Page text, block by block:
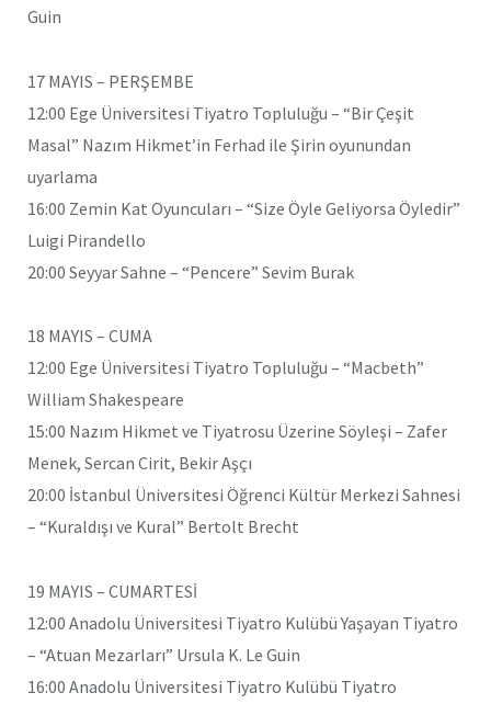
Guin
17 MAYIS – PERŞEMBE
12:00 Ege Üniversitesi Tiyatro Topluluğu – “Bir Çeşit
Masal” Nazım Hikmet’in Ferhad ile Şirin oyunundan
uyarlama
16:00 Zemin Kat Oyuncuları – “Size Öyle Geliyorsa Öyledir”
Luigi Pirandello
20:00 Seyyar Sahne – “Pencere” Sevim Burak
18 MAYIS – CUMA
12:00 Ege Üniversitesi Tiyatro Topluluğu – “Macbeth”
William Shakespeare
15:00 Nazım Hikmet ve Tiyatrosu Üzerine Söyleşi – Zafer
Menek, Sercan Cirit, Bekir Aşçı
20:00 İstanbul Üniversitesi Öğrenci Kültür Merkezi Sahnesi
– “Kuraldışı ve Kural” Bertolt Brecht
19 MAYIS – CUMARTESİ
12:00 Anadolu Üniversitesi Tiyatro Kulübü Yaşayan Tiyatro
– “Atuan Mezarları” Ursula K. Le Guin
16:00 Anadolu Üniversitesi Tiyatro Kulübü Tiyatro